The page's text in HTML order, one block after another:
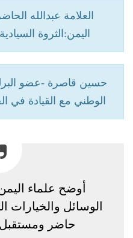
العلامة عبدالله
اليمن:الثروة
حسين قاصرة -عضو
الوطني مع القيادة في
أوضح علماء
الوسائل والخيارات
حاضر